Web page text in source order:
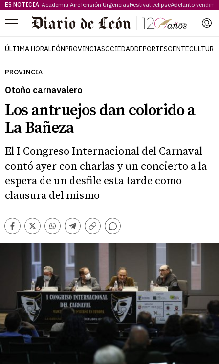
ES NOTICIA Academia AireTensión UrgenciasFestival eclipseAdelanto
Menú
ÚLTIMA HORALEÓNPROVINCIASOCIEDADDEPORTESGENTECULTURA
PROVINCIA
Otoño carnavalero
Los antruejos dan colorido a
La Bañeza
El I Congreso Internacional del Carnaval
contó ayer con charlas y un concierto a la
espera de un desfile esta tarde como
clausura del mismo
Facebook
TwitterWhatsappTelegram
Copiar
Comentarios